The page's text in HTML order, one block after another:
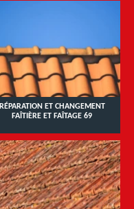
RÉPARATION ET CHANGEMENT
FAÎTIÈRE ET FAÎTAGE 69